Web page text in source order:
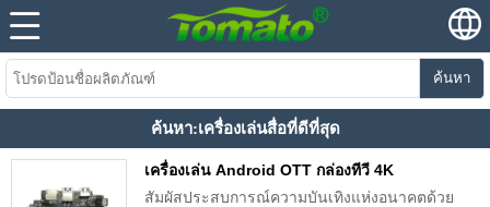
ค้นหา
ค้นหา:เครื่องเล่นสื่อที่ดีที่สุด
เครื่องเล่น Android OTT กล่องทีวี 4K
สัมผัสประสบการณ์ความบันเทิงแห่งอนาคตด้วย